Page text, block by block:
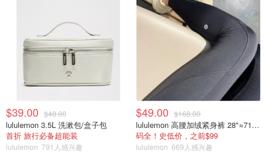
$39.00 $48.00
lululemon 3.5L 洗漱包/盒子包
首折 旅行必备超能装
lululemon 791人感兴趣
$49.00 $168.00
lululemon 高腰加绒紧身裤 28"≈71cm 5个口袋
码全！史低价，之前$99
lululemon 669人感兴趣